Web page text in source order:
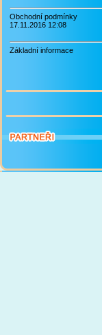
Obchodní podmínky
17.11.2016 12:08
Základní informace